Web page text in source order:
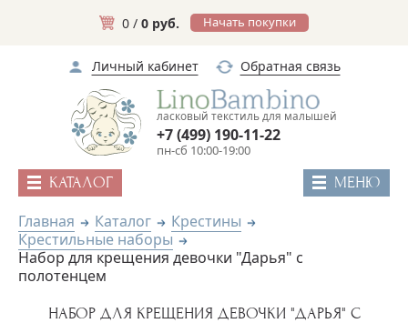
0 / 0 руб. Начать покупки
Личный кабинет Обратная связь
ласковый текстиль для малышей
пн-сб 10:00-19:00
+7 (499) 190-11-22
КАТАЛОГ МЕНЮ
Главная Каталог
Крестины
Крестильные наборы
Набор для крещения девочки "Дарья" с
полотенцем
НАБОР ДЛЯ КРЕЩЕНИЯ ДЕВОЧКИ "ДАРЬЯ" С